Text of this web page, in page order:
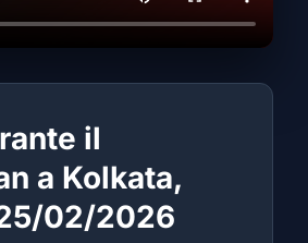
il
a Kolkata,
02/2026